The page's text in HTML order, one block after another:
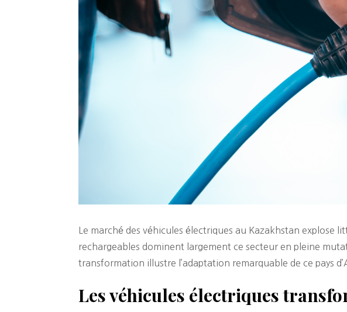
Le marché des véhicules électriques au Kazakhstan explose
rechargeables dominent largement ce secteur en pleine
transformation illustre l’adaptation remarquable de ce pays
Les véhicules électriques